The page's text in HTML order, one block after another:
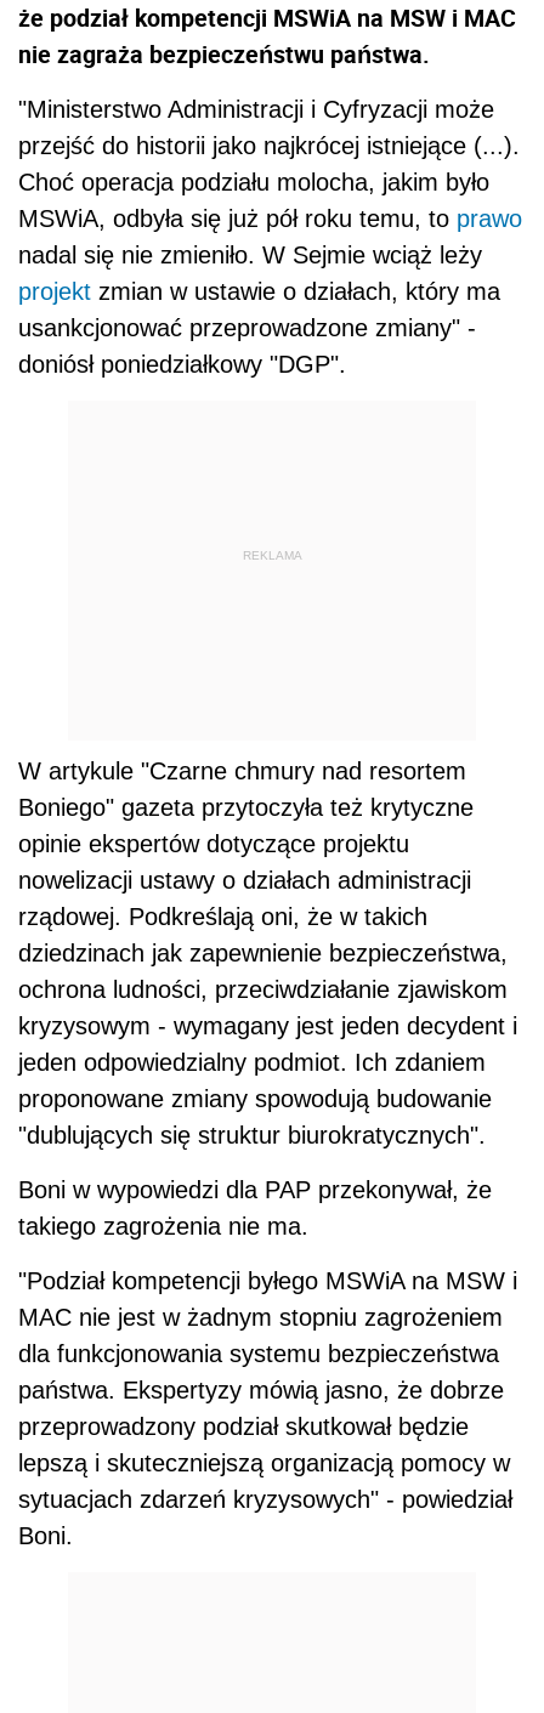
że podział kompetencji MSWiA na MSW i MAC
nie zagraża bezpieczeństwu państwa.
"Ministerstwo Administracji i Cyfryzacji może
przejść do historii jako najkrócej istniejące (...).
Choć operacja podziału molocha, jakim było
MSWiA, odbyła się już pół roku temu, to prawo
nadal się nie zmieniło. W Sejmie wciąż leży
projekt zmian w ustawie o działach, który ma
usankcjonować przeprowadzone zmiany" -
doniósł poniedziałkowy "DGP".
REKLAMA
W artykule "Czarne chmury nad resortem
Boniego" gazeta przytoczyła też krytyczne
opinie ekspertów dotyczące projektu
nowelizacji ustawy o działach administracji
rządowej. Podkreślają oni, że w takich
dziedzinach jak zapewnienie bezpieczeństwa,
ochrona ludności, przeciwdziałanie zjawiskom
kryzysowym - wymagany jest jeden decydent i
jeden odpowiedzialny podmiot. Ich zdaniem
proponowane zmiany spowodują budowanie
"dublujących się struktur biurokratycznych".
Boni w wypowiedzi dla PAP przekonywał, że
takiego zagrożenia nie ma.
"Podział kompetencji byłego MSWiA na MSW i
MAC nie jest w żadnym stopniu zagrożeniem
dla funkcjonowania systemu bezpieczeństwa
państwa. Ekspertyzy mówią jasno, że dobrze
przeprowadzony podział skutkował będzie
lepszą i skuteczniejszą organizacją pomocy w
sytuacjach zdarzeń kryzysowych" - powiedział
Boni.